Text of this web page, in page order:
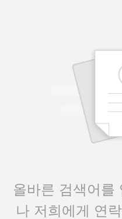
올바른 검색어를
나 저희에게 연